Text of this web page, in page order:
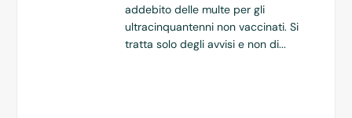
addebito delle multe per gli
ultracinquantenni non vaccinati. Si
tratta solo degli avvisi e non di...